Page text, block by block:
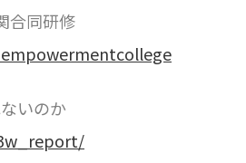
合同研修
いのか